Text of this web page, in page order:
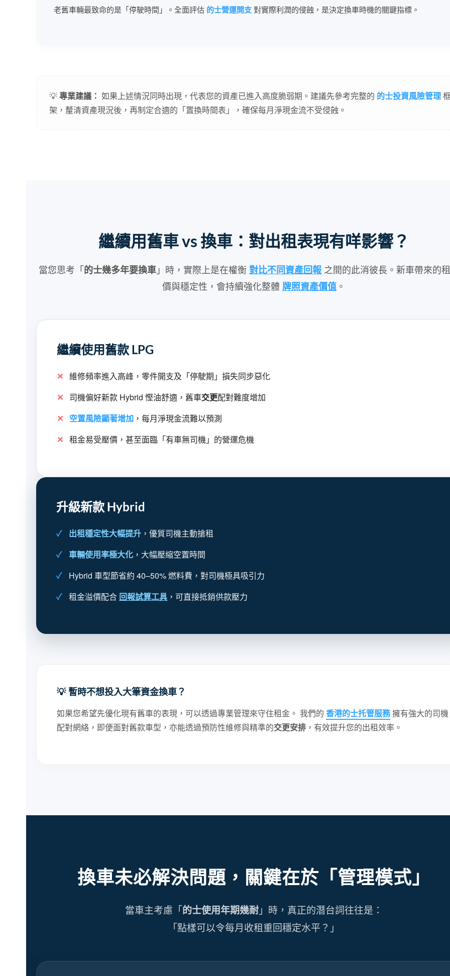
老舊車輛最致命的是「停駛時間」。全面評估 的士營運開支對實際利潤的侵蝕，是決定換車時機的關鍵指標。
💡專業建議： 如果上述情況同時出現，代表您的資產已進入高度脆弱期。建議先參考完整的 的士投資風險管理
架，釐清資產現況後，再制定合適的「置換時間表」，確保每月淨現金流不受侵蝕。
繼續用舊車 vs 換車：對出租表現有咩影響？
當您思考「的士幾多年要換車」時，實際上是在權衡對比不同資產回報 之間的此消彼長。新車帶來的
價與穩定性，會持續強化整體 牌照資產價值。
繼續使用舊款 LPG
維修頻率進入高峰，零件開支及「停駛期」損失同步惡化
司機偏好新款 Hybrid 慳油舒適，舊車交更配對難度增加
空置風險顯著增加 ，每月淨現金流難以預測
租金易受壓價，甚至面臨「有車無司機」的營運危機
升級新款 Hybrid
出租穩定性大幅提升 ，優質司機主動搶租
車輛使用率極大化 ，大幅壓縮空置時間
Hybrid 車型節省約 40–50% 燃料費，對司機極具吸引力
租金溢價配合 回報試算工具 ，可直接抵銷供款壓力
💡 暫時不想投入大筆資金換車？
如果您希望先優化現有舊車的表現，可以透過專業管理來守住租金。 我們的 香港的士托管服務擁有強大的司機
配對網絡，即便面對舊款車型，亦能透過預防性維修與精準的交更安排 ，有效提升您的出租效率。
換車未必解決問題，關鍵在於「管理模式」
當車主考慮「的士使用年期幾耐」時，真正的潛台詞往往是：
「點樣可以令每月收租重回穩定水平？」